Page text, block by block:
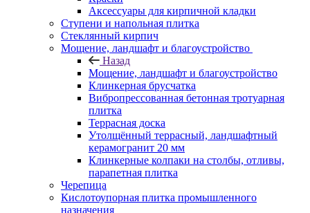
Аксессуары для кирпичной кладки
Ступени и напольная плитка
Cтеклянный кирпич
Мощение, ландшафт и благоустройство
Назад
Мощение, ландшафт и благоустройство
Клинкерная брусчатка
Вибропрессованная бетонная тротуарная
плитка
Террасная доска
Утолщённый террасный, ландшафтный
керамогранит 20 мм
Клинкерные колпаки на столбы, отливы,
парапетная плитка
Черепица
Кислотоупорная плитка промышленного
назначения